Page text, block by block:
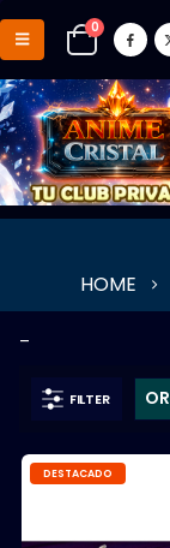
0
HOME
–
FILTER
DESTACADO